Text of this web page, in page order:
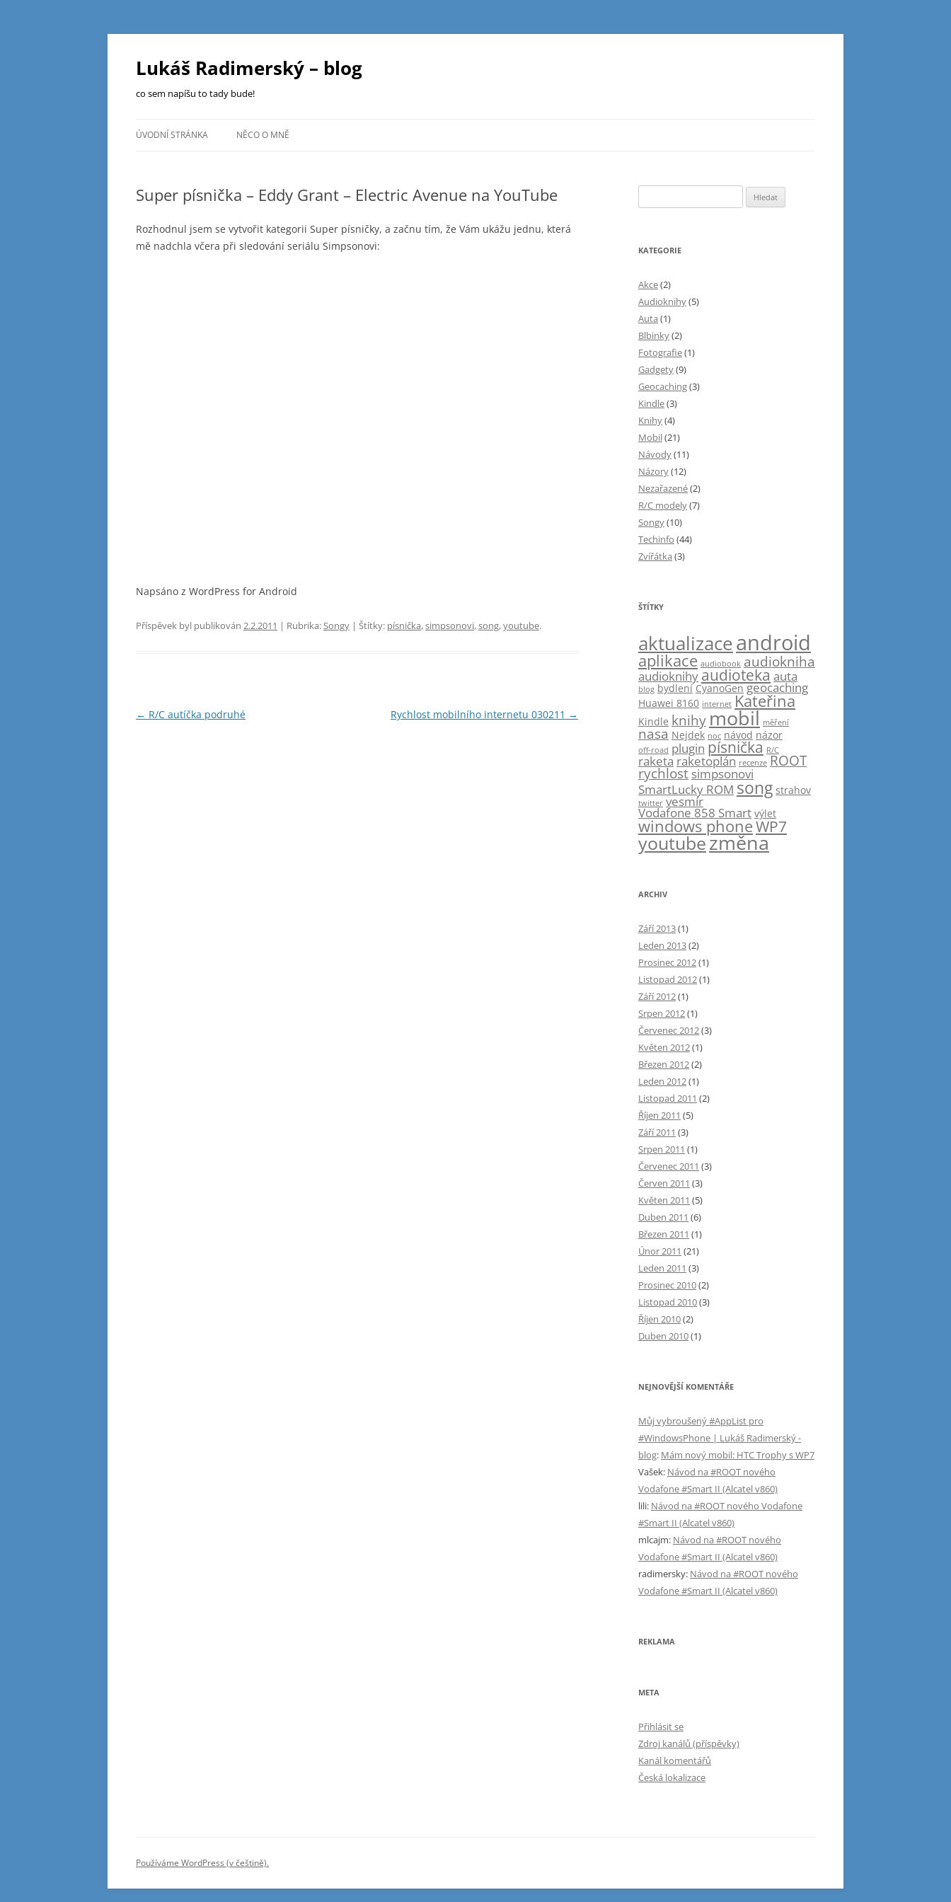
Přejít
obsahu
webu
Lukáš Radimerský – blog
co sem napíšu to tady bude!
ÚVODNÍ STRÁNKA NĚCO O MNĚ
Super písnička – Eddy Grant – Electric Avenue na YouTube
Rozhodnul jsem se vytvořit kategorii Super písničky, a začnu tím, že Vám ukážu jednu, která
mě nadchla včera při sledování seriálu Simpsonovi:
Napsáno z WordPress for Android
Příspěvek byl publikován 2.2.2011 | Rubrika:Songy | Štítky: písnička,simpsonovi,song,youtube.
Navigace
← R/C autíčka podruhé Rychlost mobilního internetu 030211 →
KATEGORIE
Akce(2)
Audioknihy(5)
Auta (1)
Blbinky(2)
Fotografie(1)
Gadgety(9)
Geocaching(3)
Kindle(3)
Knihy(4)
Mobil(21)
Návody(11)
Názory(12)
Nezařazené(2)
R/C modely(7)
Songy(10)
Techinfo (44)
Zvířátka (3)
ŠTÍTKY
aktualizaceandroid
aplikace audiobook audiokniha
audioknihy audioteka auta
blog bydlení CyanoGen geocaching
Huawei 8160 internet Kateřina
Kindle knihy mobil měření
nasa Nejdek noc návod názor
off-road plugin písnička R/C
raketa raketoplán recenze ROOT
rychlost simpsonovi
SmartLucky ROM song strahov
twitter vesmír
Vodafone 858 Smart výlet
windows phoneWP7
youtubezměna
ARCHIV
Září 2013(1)
Leden 2013(2)
Prosinec 2012(1)
Listopad 2012(1)
Září 2012(1)
Srpen 2012(1)
Červenec 2012(3)
Květen 2012(1)
Březen 2012(2)
Leden 2012(1)
Listopad 2011 (2)
Říjen 2011 (5)
Září 2011 (3)
Srpen 2011 (1)
Červenec 2011 (3)
Červen 2011 (3)
Květen 2011 (5)
Duben 2011 (6)
Březen 2011 (1)
Únor 2011 (21)
Leden 2011 (3)
Prosinec 2010(2)
Listopad 2010(3)
Říjen 2010(2)
Duben 2010(1)
NEJNOVĚJŠÍ KOMENTÁŘE
Můj vybroušený #AppList pro
#WindowsPhone | Lukáš Radimerský -
blog: Mám nový mobil: HTC Trophy s WP7
Vašek: Návod na #ROOT nového
Vodafone #Smart II (Alcatel v860)
lili: Návod na #ROOT nového Vodafone
#Smart II (Alcatel v860)
mlcajm: Návod na #ROOT nového
Vodafone #Smart II (Alcatel v860)
radimersky: Návod na #ROOT nového
Vodafone #Smart II (Alcatel v860)
REKLAMA
META
Přihlásit se
Zdroj kanálů (příspěvky)
Kanál komentářů
Česká lokalizace
Používáme WordPress (v češtině).